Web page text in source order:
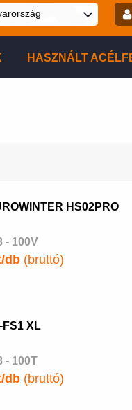
HASZNÁLT
HS02PRO
- 100V
db(bruttó)
FS1 XL
- 100T
db(bruttó)